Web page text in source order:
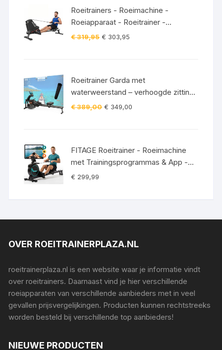
FITNESS ROEITRAINERRoeitrainers - Roeimachine -
Roeiapparaat - Roeitrainer -
Crosstrainer - Inklapbaar - Zwart
€319,95 Oorspronkelijke
€ 303,95
Roeitrainer Garda met
waterweerstand – verhoogde zitting
– Bluetooth – 120 kg incl.
€389,00 Oorspronkelijke
€ 349,00
FITAGE Roeitrainer - Roeimachine
met Trainingsprogrammas & App -
Inklapbaar Roeiapparaat met 16
€ 299,99
OVER ROEITRAINERPLAZA.NL
roeitrainerplaza.nl is een website waar je informatie vindt
over roeitrainers. Daarnaast vind je hier verschillende
roeiapparaten van verschillende aanbieders met in veel
gevallen prijsvergelijkingen. Producten kunnen rechtstreeks
worden besteld bij verschillende top aanbieders!
NIEUWE PRODUCTEN